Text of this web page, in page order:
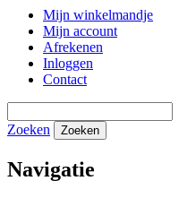
Mijn winkelmandje
Mijn account
Afrekenen
Inloggen
Contact
Zoeken Zoeken
Navigatie